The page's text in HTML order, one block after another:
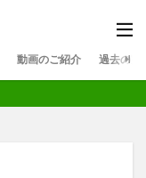
動画のご紹介 過去の実